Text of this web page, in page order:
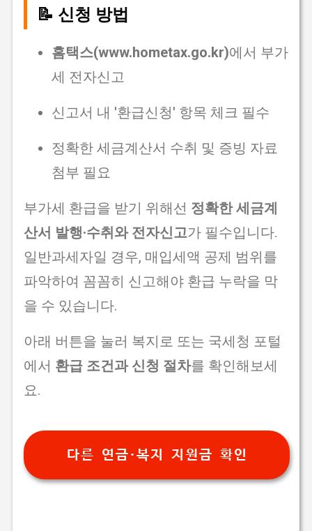
📝 신청 방법
홈택스(www.hometax.go.kr)에서 부가
세 전자신고
신고서 내 '환급신청' 항목 체크 필수
정확한 세금계산서 수취 및 증빙 자료
첨부 필요
부가세 환급을 받기 위해선 정확한 세금계
산서 발행·수취와 전자신고가 필수입니다.
일반과세자일 경우, 매입세액 공제 범위를
파악하여 꼼꼼히 신고해야 환급 누락을 막
을 수 있습니다.
아래 버튼을 눌러 복지로 또는 국세청 포털
에서 환급 조건과 신청 절차를 확인해보세
요.
다른 연금·복지 지원금 확인